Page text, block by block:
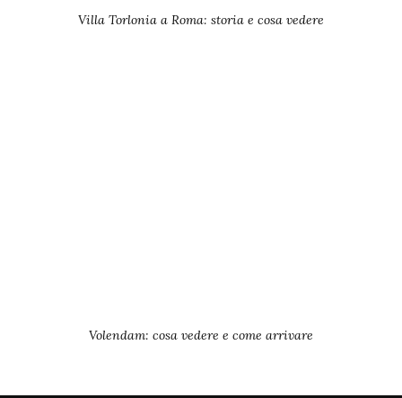
Villa Torlonia a Roma: storia e cosa vedere
Volendam: cosa vedere e come arrivare